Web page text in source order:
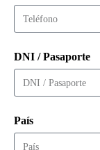
DNI / Pasaporte
País